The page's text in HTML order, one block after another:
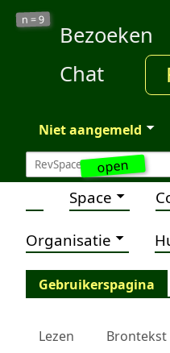
open
n =9
Bezoeken
Chat
Niet aangemeld
Space
Organisatie
Gebruikerspagina
Lezen